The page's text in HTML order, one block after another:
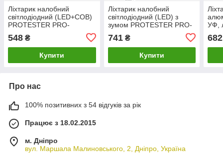
Ліхтарик налобний
світлодіодний (LED+COB)
PROTESTER PRO-
548 ₴
Купити
Ліхтарик налобний
світлодіодний (LED) з
зумом PROTESTER PRO-
741₴
Купити
УФ,
682
Про нас
100% позитивних з 54 відгуків за рік
Працює з 18.02.2015
м. Дніпро
вул. Маршала Малиновського, 2, Дніпро, Україна